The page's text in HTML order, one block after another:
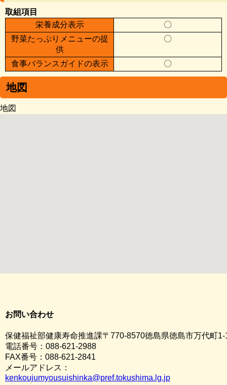
取組項目
栄養成分表示
〇
野菜たっぷりメニューの提
供
〇
食事バランスガイドの表示 〇
地図
地図
お問い合わせ
保健福祉部健康寿命推進課〒770-8570徳島県徳島市万代町1-
電話番号：088-621-2988
FAX番号：088-621-2841
メールアドレス：
kenkoujumyousuishinka@pref.tokushima.lg.jp